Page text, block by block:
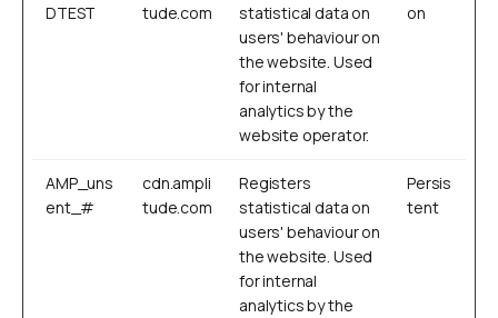
DTEST
tude.com
statistical data on
users' behaviour on
the website. Used
for internal
analytics by the
website operator.
on
AMP_uns
ent_#
cdn.ampli
tude.com
Registers
statistical data on
users' behaviour on
the website. Used
for internal
analytics by the
Persis
tent